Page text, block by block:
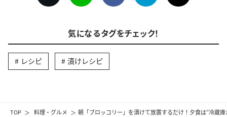
TOP 料理・グルメ 朝「ブロッコリー」を漬けて放置するだけ！夕食は“冷蔵
気になるタグをチェック！
レシピ 漬けレシピ